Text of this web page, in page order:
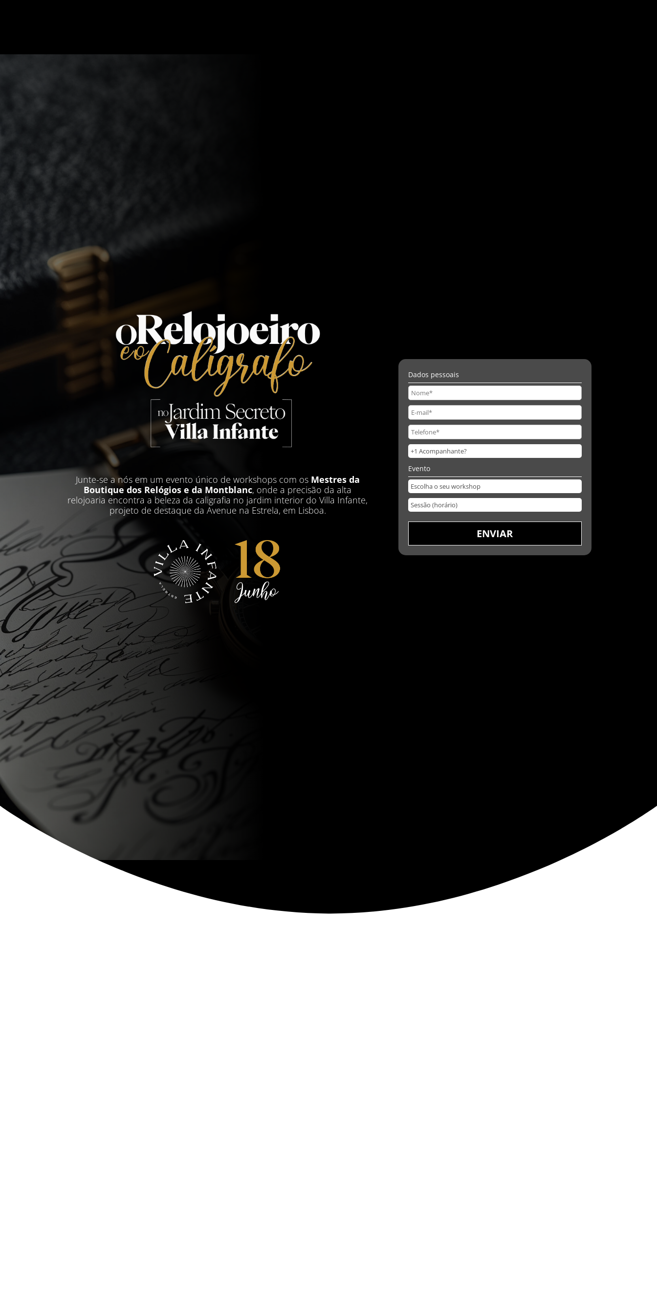
Junte-se a nós em um evento único de workshops com os Mestres da
Boutique dos Relógios e da Montblanc, onde a precisão da alta
relojoaria encontra a beleza da caligrafia no jardim interior do Villa Infante,
projeto de destaque da Avenue na Estrela, em Lisboa.
Dados pessoais
Evento
ENVIAR